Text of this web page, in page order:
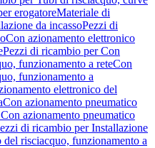
erogatoreMateriale di
da incassoPezzi di
Con azionamento elettronico
Pezzi di ricambio per Con
funzionamento a reteCon
funzionamento a
elettronico del
Con azionamento pneumatico
azionamento pneumatico
di ricambio per Installazione
risciacquo, funzionamento a